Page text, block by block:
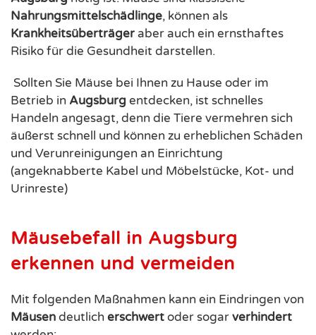
Nahrungsmittelschädlinge, können als
Krankheitsüberträgeraber auch ein ernsthaftes
Risiko für die Gesundheit darstellen.
Sollten Sie Mäuse bei Ihnen zu Hause oder im
Betrieb in Augsburg entdecken, ist schnelles
Handeln angesagt, denn die Tiere vermehren sich
äußerst schnell und können zu erheblichen Schäden
und Verunreinigungen an Einrichtung
(angeknabberte Kabel und Möbelstücke, Kot- und
Urinreste)
Mäusebefall in Augsburg
erkennen und vermeiden
Mit folgenden Maßnahmen kann ein Eindringen von
Mäusendeutlich erschwertoder sogarverhindert